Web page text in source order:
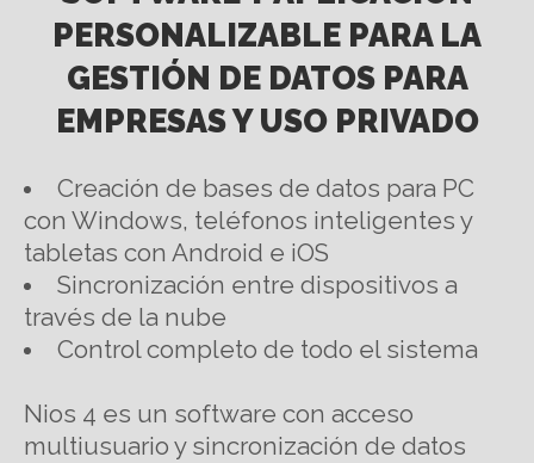
PERSONALIZABLE PARA LA
GESTIÓN DE DATOS PARA
EMPRESAS Y USO PRIVADO
Creación de bases de datos para PC
con Windows, teléfonos inteligentes y
tabletas con Android e iOS
Sincronización entre dispositivos a
través de la nube
Control completo de todo el sistema
Nios 4 es un software con acceso
multiusuario y sincronización de datos